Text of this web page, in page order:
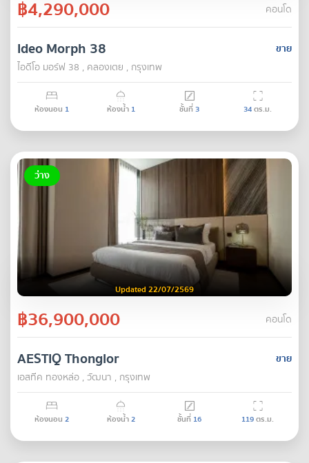
฿4,290,000 คอนโด
ขาย
Ideo Morph 38
ไอดีโอ มอร์ฟ 38 , คลองเตย , กรุงเทพ
ห้องนอน 1 ห้องน้ำ 1 ชั้นที่3 34ตร.ม.
ว่าง
Updated 22/07/2569
฿36,900,000 คอนโด
ขาย
AESTIQ Thonglor
เอสทีค ทองหล่อ , วัฒนา , กรุงเทพ
ห้องนอน 2 ห้องน้ำ2 ชั้นที่ 16 119ตร.ม.